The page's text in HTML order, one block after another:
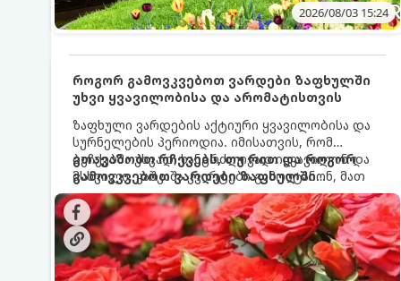
2026/08/03 15:24
როგორ გამოვკვებოთ ვარდები ზაფხულში
უხვი ყვავილობისა და არომატისთვის
ზაფხული ვარდების აქტიური ყვავილობისა და
სურნელების პერიოდია. იმისათვის, რომ
ბუჩქებმა უხვად, ხანგრძლივად იყვავილონ და
მსხვილი, კაშკაშა კვირტები გამოიტანონ, მათ
რეგულარული და სწორი გამოკვება
სჭირდებათ. ზაფხულის პერიოდში მცენარის
მოთხოვნილებები იცვლება, ამიტომ
მნიშვნელოვანია ვიცოდეთ, რომელი სასუქები
გამოიყენება ამ დროს.
გთავაზობთ რჩევებს, თუ რით და როგორ
გამოვკვებოთ ვარდები ზაფხულში
საუკეთესო შედეგის მისაღწევად: